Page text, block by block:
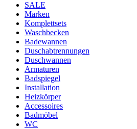
SALE
Marken
Komplettsets
Waschbecken
Badewannen
Duschabtrennungen
Duschwannen
Armaturen
Badspiegel
Installation
Heizkörper
Accessoires
Badmöbel
WC